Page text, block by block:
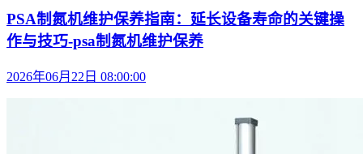
PSA制氮机维护保养指南：延长设备寿命的关键操
作与技巧-psa制氮机维护保养
2026年06月22日 08:00:00